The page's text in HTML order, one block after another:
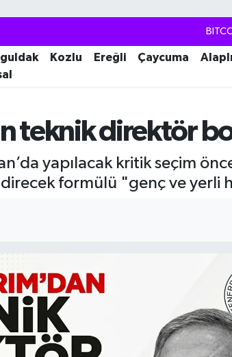
GRAM
Kozlu Ereğli Çaycuma Alaplı
teknik direktör
yapılacak kritik seçim
formülü "genç ve yerli